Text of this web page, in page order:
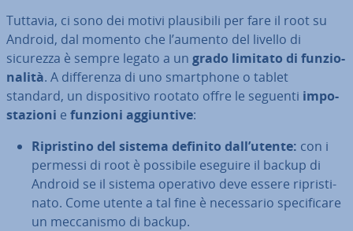
Tuttavia, ci sono dei motivi plau­si­bi­li per fare il root su
Android, dal momento che l’aumento del livello di
sicurezza è sempre legato a un grado limitato di fun­zio­
na­li­tà. A dif­fe­ren­za di uno smart­pho­ne o tablet
standard, un di­spo­si­ti­vo rootato offre le seguenti im­po­
sta­zio­ni e funzioni ag­giun­ti­ve:
Ri­pri­sti­no del sistema definito dall’utente: con i
permessi di root è possibile eseguire il backup di
Android se il sistema operativo deve essere ri­pri­sti­
na­to. Come utente a tal fine è ne­ces­sa­rio spe­ci­fi­ca­re
un mec­ca­ni­smo di backup.